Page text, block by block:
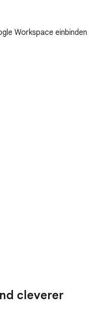
Workspace einbinden
cleverer